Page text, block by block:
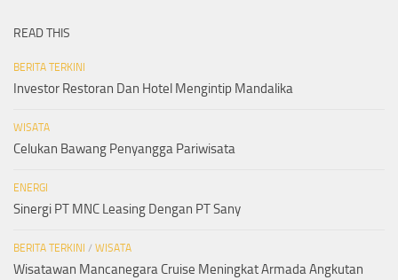
READ THIS
BERITA TERKINI
Investor Restoran Dan Hotel Mengintip Mandalika
WISATA
Celukan Bawang Penyangga Pariwisata
ENERGI
Sinergi PT MNC Leasing Dengan PT Sany
BERITA TERKINI / WISATA
Wisatawan Mancanegara Cruise Meningkat Armada Angkutan